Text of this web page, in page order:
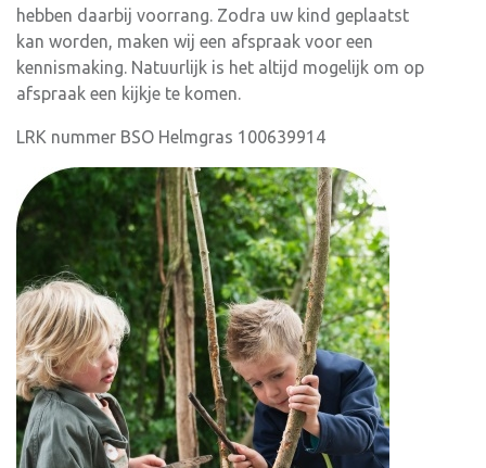
hebben daarbij voorrang. Zodra uw kind geplaatst
kan worden, maken wij een afspraak voor een
kennismaking. Natuurlijk is het altijd mogelijk om op
afspraak een kijkje te komen.
LRK nummer BSO Helmgras 100639914